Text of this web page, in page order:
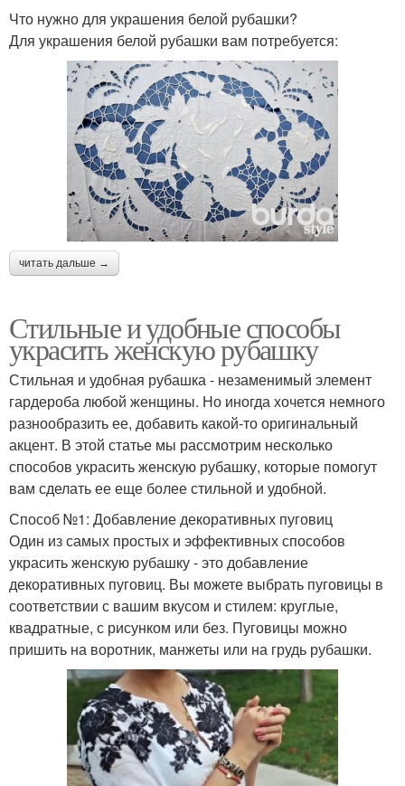
Что нужно для украшения белой рубашки?
Для украшения белой рубашки вам потребуется:
читать дальше →
Стильные и удобные способы
украсить женскую рубашку
Стильная и удобная рубашка - незаменимый элемент
гардероба любой женщины. Но иногда хочется немного
разнообразить ее, добавить какой-то оригинальный
акцент. В этой статье мы рассмотрим несколько
способов украсить женскую рубашку, которые помогут
вам сделать ее еще более стильной и удобной.
Способ №1: Добавление декоративных пуговиц
Один из самых простых и эффективных способов
украсить женскую рубашку - это добавление
декоративных пуговиц. Вы можете выбрать пуговицы в
соответствии с вашим вкусом и стилем: круглые,
квадратные, с рисунком или без. Пуговицы можно
пришить на воротник, манжеты или на грудь рубашки.